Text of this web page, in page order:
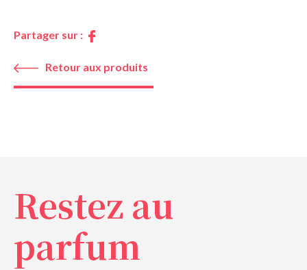
Partager sur :
Retour aux produits
Restez au
parfum